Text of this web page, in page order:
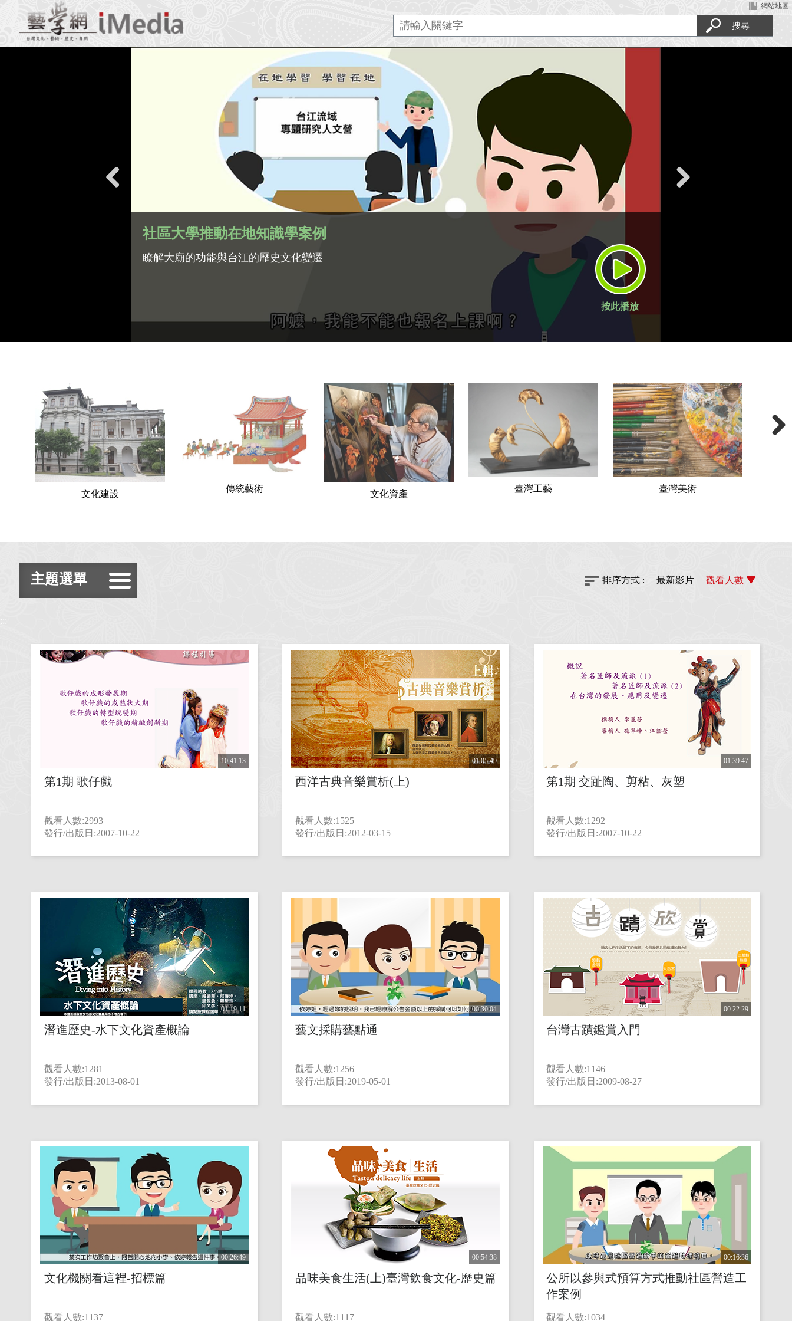
網站地圖
社區大學推動在地知識學案例
瞭解大廟的功能與台江的歷史文化變遷
按此播放
文化建設
傳統藝術
文化資產
臺灣工藝 臺灣美術
主題選單
文化建設
傳統藝術
文化資產
臺灣文學
藝文生活
排序方式 : 最新影片 觀看人數
:::
10:41:13
第1期 歌仔戲
觀看人數:2993
發行/出版日:2007-10-22
01:05:49
西洋古典音樂賞析(上)
觀看人數:1525
發行/出版日:2012-03-15
01:39:47
第1期 交趾陶、剪粘、灰塑
觀看人數:1292
發行/出版日:2007-10-22
01:19:11
潛進歷史-水下文化資產概論
觀看人數:1281
發行/出版日:2013-08-01
00:30:04
藝文採購藝點通
觀看人數:1256
發行/出版日:2019-05-01
00:22:29
台灣古蹟鑑賞入門
觀看人數:1146
發行/出版日:2009-08-27
00:26:49
文化機關看這裡-招標篇
觀看人數:1137
00:54:38
品味美食生活(上)臺灣飲食文化-歷史篇
觀看人數:1117
00:16:36
公所以參與式預算方式推動社區營造工
作案例
觀看人數:1034